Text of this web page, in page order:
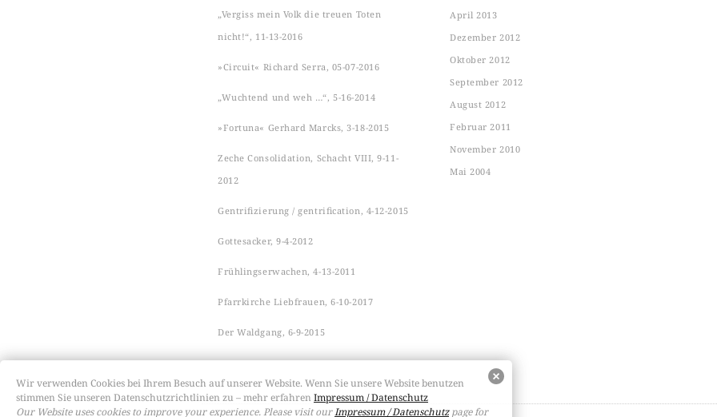
„Vergiss mein Volk die treuen Toten
nicht!“, 11-13-2016
»Circuit« Richard Serra, 05-07-2016
„Wuchtend und weh …“, 5-16-2014
»Fortuna« Gerhard Marcks, 3-18-2015
Zeche Consolidation, Schacht VIII, 9-11-
2012
Gentrifizierung / gentrification, 4-12-2015
Gottesacker, 9-4-2012
Frühlingserwachen, 4-13-2011
Pfarrkirche Liebfrauen, 6-10-2017
Der Waldgang, 6-9-2015
April 2013
Dezember 2012
Oktober 2012
September 2012
August 2012
Februar 2011
November 2010
Mai 2004
Wir verwenden Cookies bei Ihrem Besuch auf unserer Website. Wenn Sie unsere Website benutzen
stimmen Sie unseren Datenschutzrichtlinien zu – mehr erfahren Impressum / Datenschutz
Our Website uses cookies to improve your experience. Please visit ourImpressum / Datenschutzpage for